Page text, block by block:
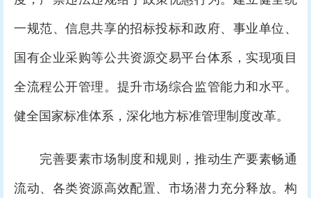
一规范、信息共享的招标投标和政府、事业单位、
国有企业采购等公共资源交易平台体系，实现项目
全流程公开管理。提升市场综合监管能力和水平。
健全国家标准体系，深化地方标准管理制度改革。
完善要素市场制度和规则，推动生产要素畅通
流动、各类资源高效配置、市场潜力充分释放。构